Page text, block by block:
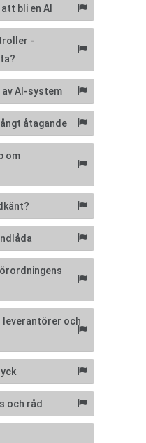
bli en AI
-
av AI-system
åtagande
om
leverantörer och
och råd